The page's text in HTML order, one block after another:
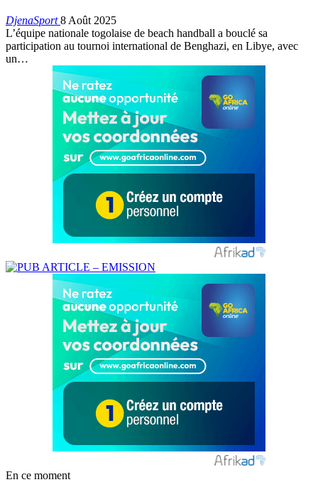
DjenaSport8 Août 2025
L’équipe nationale togolaise de beach handball a bouclé sa
participation au tournoi international de Benghazi, en Libye, avec
un…
En ce moment